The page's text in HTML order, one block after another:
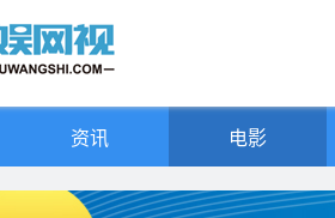
资讯 电影